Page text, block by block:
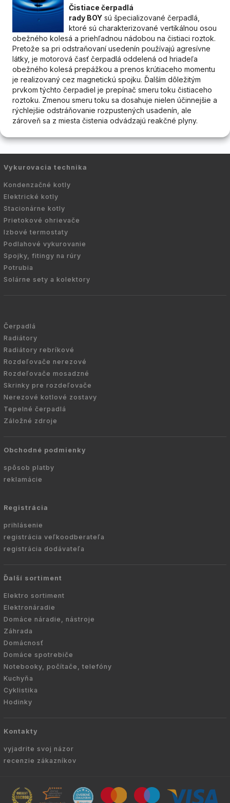
Čistiace čerpadlá
rady BOY sú špecializované čerpadlá,
ktoré sú charakterizované vertikálnou osou
obežného kolesá a priehľadnou nádobou na čistiaci roztok.
Pretože sa pri odstraňovaní usedenín používajú agresívne
látky, je motorová časť čerpadlá oddelená od hriadeľa
obežného kolesá prepážkou a prenos krútiaceho momentu
je realizovaný cez magnetickú spojku. Ďalším dôležitým
prvkom týchto čerpadiel je prepínač smeru toku čistiaceho
roztoku. Zmenou smeru toku sa dosahuje nielen účinnejšie a
rýchlejšie odstráňovanie rozpustených usadenín, ale
zároveň sa z miesta čistenia odvádzajú reakčné plyny.
Vykurovacia technika
Kondenzačné kotly
Elektrické kotly
Stacionárne kotly
Prietokové ohrievače
Izbové termostaty
Podlahové vykurovanie
Spojky, fitingy na rúry
Potrubia
Solárne sety a kolektory
Čerpadlá
Radiátory
Radiátory rebríkové
Rozdeľovače nerezové
Rozdeľovače mosadzné
Skrinky pre rozdeľovače
Nerezové kotlové zostavy
Tepelné čerpadlá
Záložné zdroje
Obchodné podmienky
spôsob platby
reklamácie
Registrácia
prihlásenie
registrácia veľkoodberateľa
registrácia dodávateľa
Ďalší sortiment
Elektro sortiment
Elektronáradie
Domáce náradie, nástroje
Záhrada
Domácnosť
Domáce spotrebiče
Notebooky, počítače, telefóny
Kuchyňa
Cyklistika
Hodinky
Kontakty
vyjadrite svoj názor
recenzie zákazníkov